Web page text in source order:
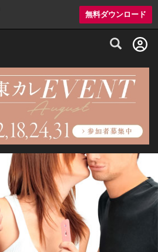
無料ダウンロード
グルメ情報・プレミアムレストラン予約